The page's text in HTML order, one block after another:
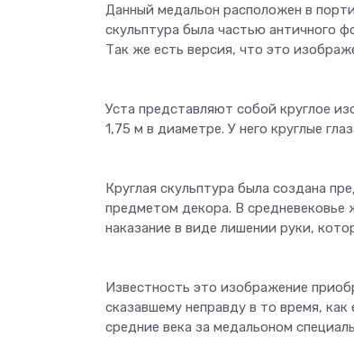
Данный медальон расположен в
скульптура была частью античного
Так же есть версия, что это
Уста представляют собой круглое
1,75 м в диаметре. У него круглые
Круглая скульптура была создана
предметом декора. В
наказание в виде лишении руки,
Известность это изображение
сказавшему неправду в то время,
средние века за медальоном